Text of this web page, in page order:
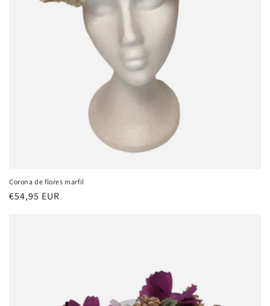
Corona de flores marfil
Precio
€54,95 EUR